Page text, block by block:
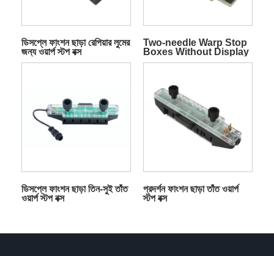
ডিসপ্লে ফাংশন ছাড়া রেপিয়ার লুমের
জন্য ওয়ার্প স্টপ বক্স
Two-needle Warp Stop
Boxes Without Display
Function
ডিসপ্লে ফাংশন ছাড়া তিন-সুই তাঁত
ওয়ার্প স্টপ বক্স
প্রদর্শন ফাংশন ছাড়া তাঁত ওয়ার্প
স্টপ বক্স